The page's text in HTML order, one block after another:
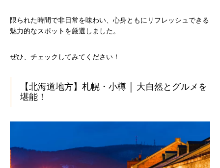
限られた時間で非日常を味わい、心身ともにリフレッシュできる
魅力的なスポットを厳選しました。
ぜひ、チェックしてみてください！
【北海道地方】札幌・小樽 │ 大自然とグルメを
堪能！